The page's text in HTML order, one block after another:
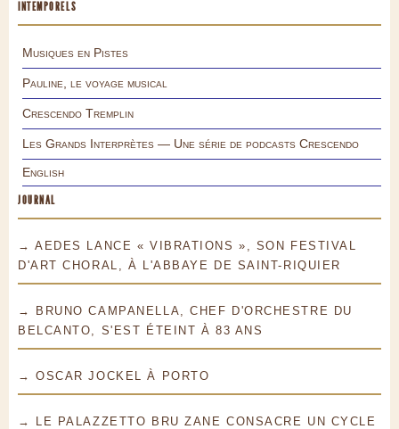
INTEMPORELS
Musiques en Pistes
Pauline, le voyage musical
Crescendo Tremplin
Les Grands Interprètes — Une série de podcasts Crescendo
English
JOURNAL
→ AEDES LANCE « VIBRATIONS », SON FESTIVAL
D'ART CHORAL, À L'ABBAYE DE SAINT-RIQUIER
→ BRUNO CAMPANELLA, CHEF D'ORCHESTRE DU
BELCANTO, S'EST ÉTEINT À 83 ANS
→ OSCAR JOCKEL À PORTO
→ LE PALAZZETTO BRU ZANE CONSACRE UN CYCLE